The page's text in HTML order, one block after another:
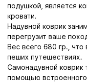
подушкой, является
кровати.
Надувной коврик
перегрузит ваше
Вес всего 680 гр., что
пеших путешествиях.
Самонадувной коврик
помощью встроенного